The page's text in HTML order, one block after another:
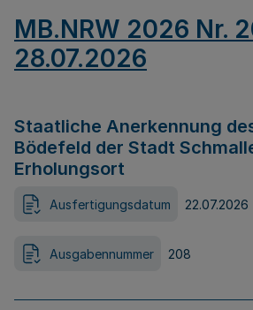
MB.NRW 2026 Nr.
28.07.2026
Staatliche Anerkennung
Bödefeld der Stadt
Erholungsort
Ausfertigungsdatum 22.07.2026
Ausgabennummer 208